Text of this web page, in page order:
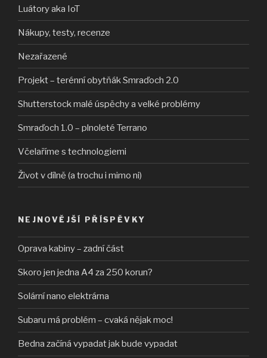
Luátory aka IoT
Nákupy, testy, recenze
Nezařazené
Projekt – terénní obytňák Smraďoch 2.0
Shutterstock malé úspěchy a velké problémy
Smraďoch 1.0 – plnoleté Terrano
Včelaříme s technologiemi
Život v dílně (a trochu i mimo ni)
NEJNOVĚJŠÍ PŘÍSPĚVKY
Oprava kabiny – zadní část
Skoro jen jedna A4 za 250 korun?
Solární nano elektrárna
Subaru má problém – cvaká nějak moc!
Bedna začíná vypadat jak bude vypadat